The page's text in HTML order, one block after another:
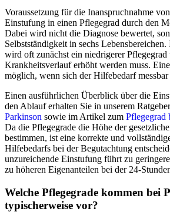
Voraussetzung für die Inanspruchnahme
Einstufung in einen Pflegegrad durch den
Dabei wird nicht die Diagnose bewertet,
Selbstständigkeit in sechs
wird oft zunächst ein niedrigerer Pflegegrad
Krankheitsverlauf erhöht werden muss.
möglich, wenn sich der Hilfebedarf
Einen ausführlichen Überblick über die
den Ablauf erhalten Sie in unserem
Parkinson sowie im Artikel zum Pflegegrad
Da die Pflegegrade die Höhe der
bestimmen, ist eine korrekte und
Hilfebedarfs bei der Begutachtung
unzureichende Einstufung führt zu
zu höheren Eigenanteilen bei der 24-
Welche Pflegegrade kommen bei
typischerweise vor?